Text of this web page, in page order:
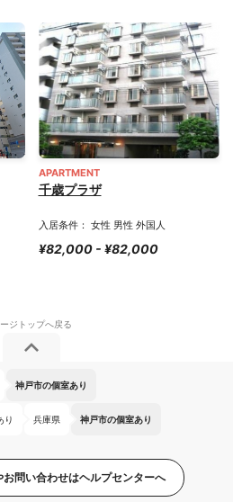
APARTMENT
千歳プラザ
入居条件： 女性 男性 外国人
¥82,000 - ¥82,000
神戸市の個室あり
り 兵庫県 神戸市の個室あり
お問い合わせはヘルプセンターへ